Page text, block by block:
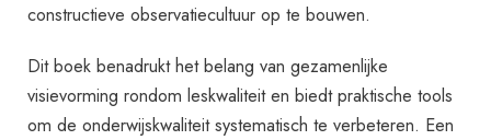
constructieve observatiecultuur op te bouwen.
Dit boek benadrukt het belang van gezamenlijke
visievorming rondom leskwaliteit en biedt praktische tools
om de onderwijskwaliteit systematisch te verbeteren. Een